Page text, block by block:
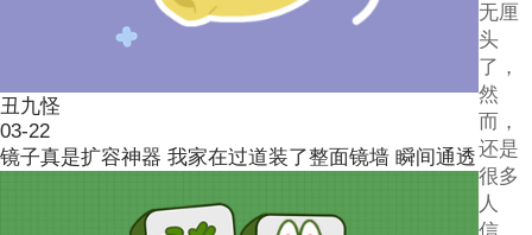
丑九怪
03-22
镜子真是扩容神器 我家在过道装了整面镜墙 瞬间通透
无厘
头
了，
然
而，
还是
很多
人